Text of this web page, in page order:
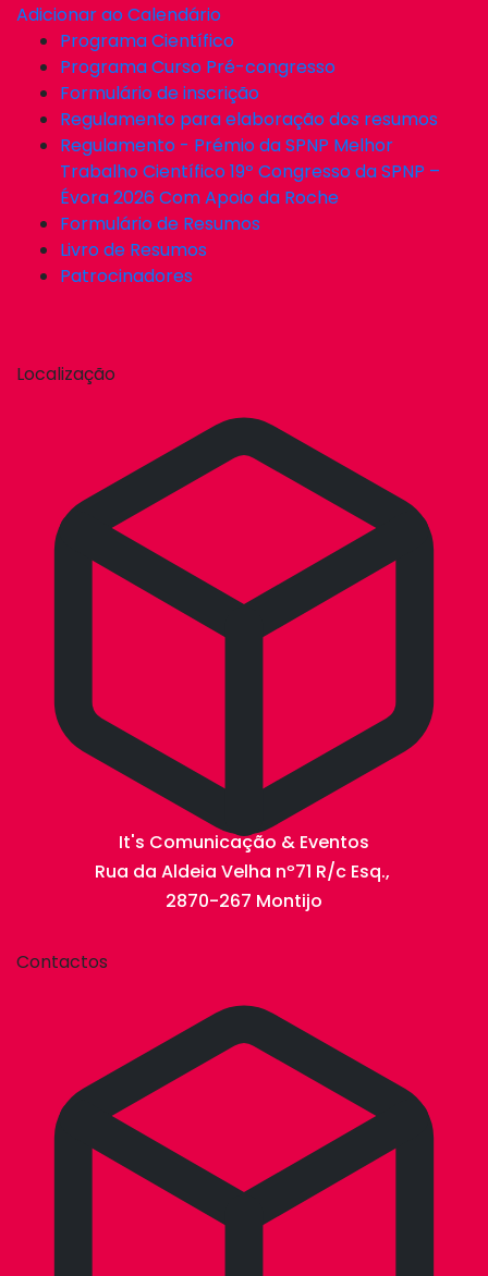
Adicionar ao Calendário
Programa Científico
Programa Curso Pré-congresso
Formulário de inscrição
Regulamento para elaboração dos resumos
Regulamento - Prémio da SPNP Melhor
Trabalho Científico 19º Congresso da SPNP –
Évora 2026 Com Apoio da Roche
Formulário de Resumos
Livro de Resumos
Patrocinadores
Localização
It's Comunicação & Eventos
Rua da Aldeia Velha nº71 R/c Esq.,
2870-267 Montijo
Contactos